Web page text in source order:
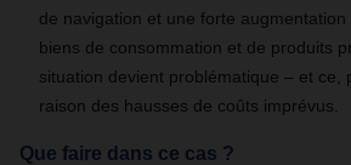
de navigation et une forte
biens de consommation et de produits
situation devient problématique – et ce,
raison des hausses de coûts imprévus.
Que faire dans ce cas ?